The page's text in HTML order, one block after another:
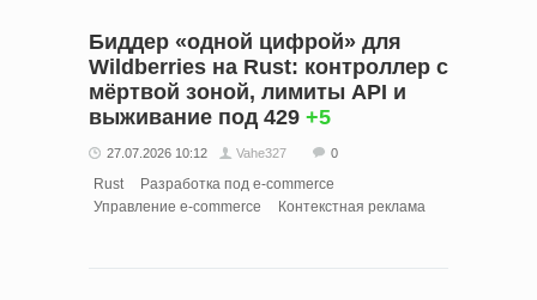
Биддер «одной цифрой» для
Wildberries на Rust: контроллер с
мёртвой зоной, лимиты API и
выживание под 429 +5
27.07.2026 10:12 Vahe327 0
Rust
Разработка под e-commerce
Управление e-commerce
Контекстная реклама